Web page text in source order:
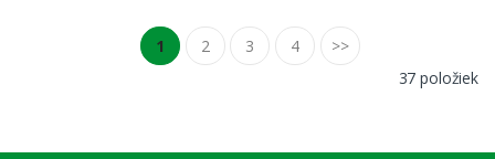
1 2 3 4
>>
37 položiek